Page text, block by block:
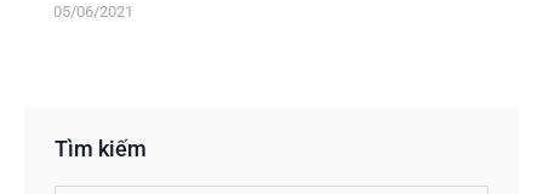
05/06/2021
Tìm kiếm